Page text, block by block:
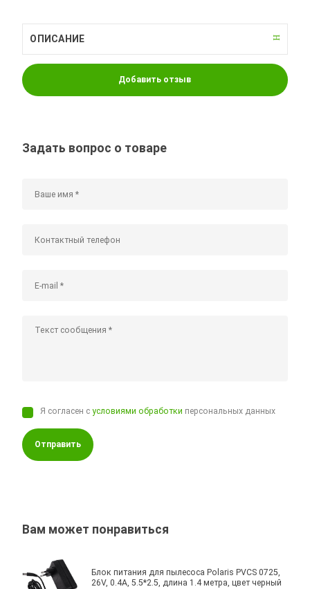
ОПИСАНИЕ
Добавить отзыв
Задать вопрос о товаре
Я согласен сусловиями обработки персональных данных
Отправить
Вам может понравиться
Блок питания для пылесоса Polaris PVCS 0725,
26V, 0.4A, 5.5*2.5, длина 1.4 метра, цвет черный